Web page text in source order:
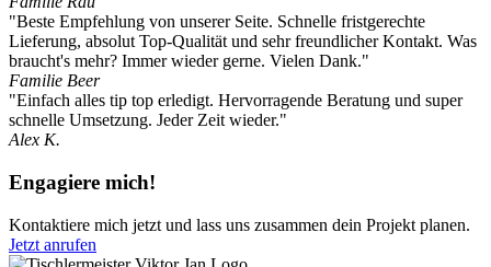
"Beste Empfehlung von unserer Seite. Schnelle fristgerechte
Lieferung, absolut Top-Qualität und sehr freundlicher Kontakt. Was
braucht's mehr? Immer wieder gerne. Vielen Dank."
Familie Beer
"Einfach alles tip top erledigt. Hervorragende Beratung und super
schnelle Umsetzung. Jeder Zeit wieder."
Alex K.
Engagiere mich!
Kontaktiere mich jetzt und lass uns zusammen dein Projekt planen.
Jetzt anrufen